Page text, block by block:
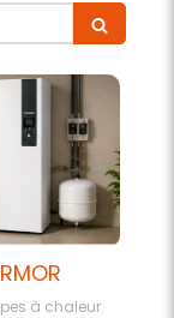
à chaleur